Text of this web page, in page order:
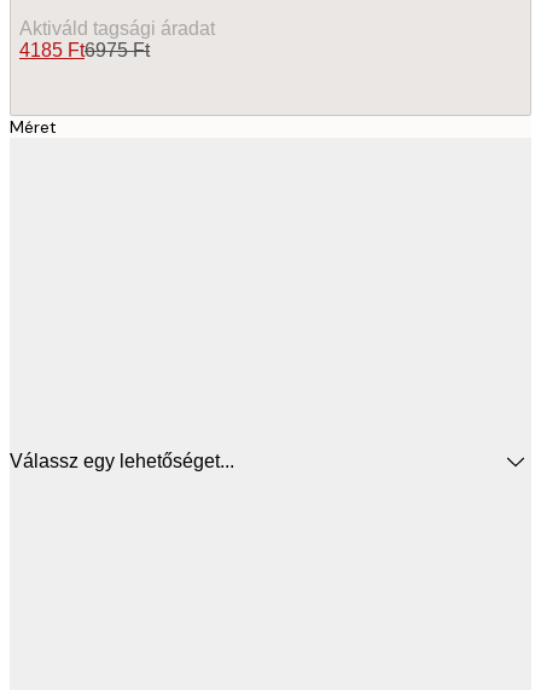
Aktiváld tagsági áradat
4185 Ft6975 Ft
Méret
Válassz egy lehetőséget...